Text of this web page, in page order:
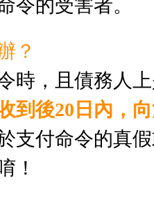
令的受害者。
？
時，
且債務人
到後20日內，
支付命令的真
！